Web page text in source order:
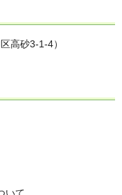
高砂3-1-4）
いて